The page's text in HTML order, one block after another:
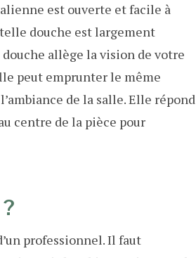
est ouverte et facile à
douche est largement
allège la vision de votre
peut emprunter le même
de la salle. Elle répond
centre de la pièce pour
professionnel. Il faut